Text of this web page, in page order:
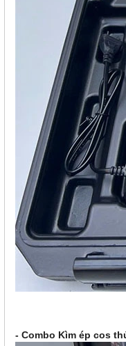
- Combo Kìm ép cos